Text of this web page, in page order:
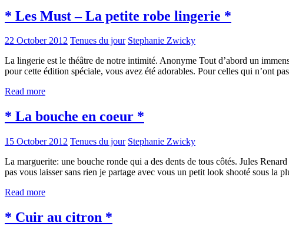
* Les Must – La petite robe lingerie *
22 October 2012 Tenues du jour Stephanie Zwicky
La lingerie est le théâtre de notre intimité. Anonyme Tout d’abord un
pour cette édition spéciale, vous avez été adorables. Pour celles qui n’ont
Read more
* La bouche en coeur *
15 October 2012 Tenues du jour Stephanie Zwicky
La marguerite: une bouche ronde qui a des dents de tous côtés. Jules
pas vous laisser sans rien je partage avec vous un petit look shooté sous la
Read more
* Cuir au citron *